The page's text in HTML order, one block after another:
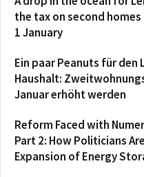
the tax on second
1 January
Ein paar Peanuts für den
Haushalt:
Januar erhöht werden
Reform Faced with
Part 2: How Politicians
Expansion of Energy